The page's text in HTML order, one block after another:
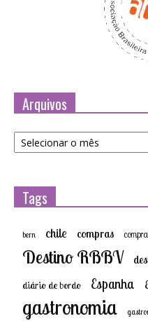
Arquivos
Arquivos
Tags
bern chile compras
Destino RBBV
diário de bordo Espanha
gastronomia